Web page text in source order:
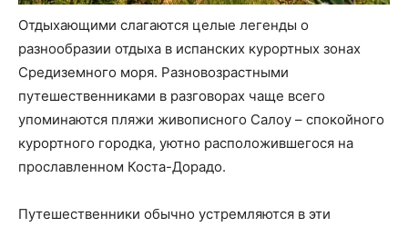
Отдыхающими слагаются целые легенды о
разнообразии отдыха в испанских курортных зонах
Средиземного моря. Разновозрастными
путешественниками в разговорах чаще всего
упоминаются пляжи живописного Салоу – спокойного
курортного городка, уютно расположившегося на
прославленном Коста-Дорадо.
Путешественники обычно устремляются в эти